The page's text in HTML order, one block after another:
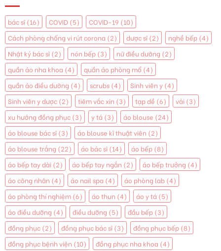
bác sĩ(16) COVID (5) COVID-19 (10)
Cách phòng chống vi rút corona (2) dược sĩ(2) nghề bếp (4)
Nhật ký bác sĩ(2) nón bếp (3) nữ điều dưỡng (2)
quần áo nha khoa (4) quần áo phòng mổ (4)
quần áo điều dưỡng (4) scrubs (4) Sinh viên y (4)
Sinh viên y dược (2) tiêm vắc xin (3) tạp dề (6) vải (3)
xu hướng đồng phục (3) y tá (3) áo blouse (24)
áo blouse bác sĩ(3) áo blouse kĩ thuật viên (2)
áo blouse trắng (22) áo bác sĩ(14) áo bếp (8)
áo bếp tay dài (2) áo bếp tay ngắn (2) áo bếp trưởng (4)
áo công nhân (4) áo nail spa (4) áo phòng lab (4)
áo phòng thí nghiệm (6) áo thun (4) áo y tá (5)
áo điều dưỡng (4) điều dưỡng (5) đầu bếp (3)
đồng phục (2) đồng phục bác sĩ(3) đồng phục bếp (8)
đồng phục bệnh viện (10) đồng phục nha khoa (4)